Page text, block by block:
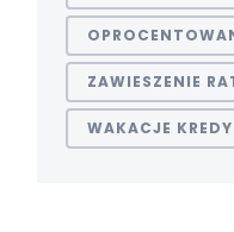
ZAWIESZENIE
WAKACJE